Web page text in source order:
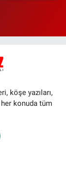
köşe yazıları,
konuda tüm